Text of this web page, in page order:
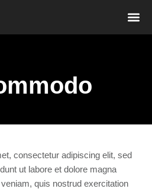
consectetur adipiscing elit, sed
ut labore et dolore magna
quis nostrud exercitation